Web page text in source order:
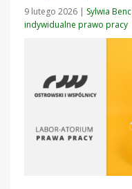
9 lutego 2026 | Sylwia Benc
indywidualne prawo pracy